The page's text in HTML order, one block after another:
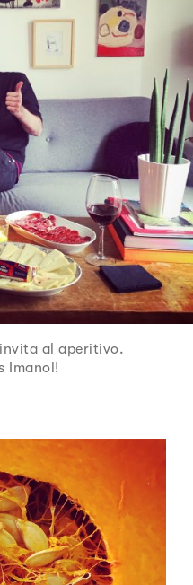
al aperitivo.
Imanol!